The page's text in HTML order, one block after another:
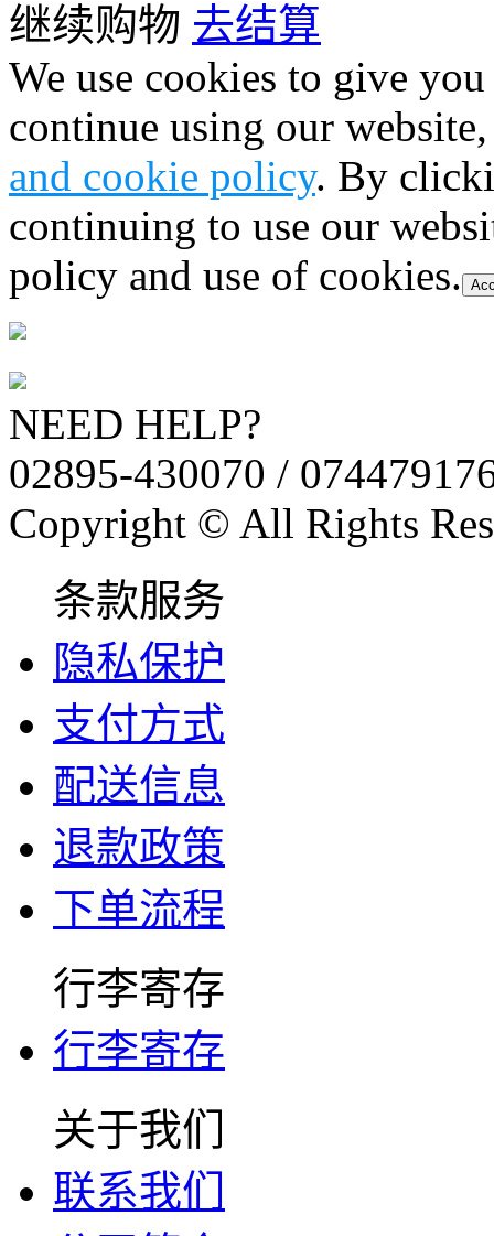
继续购物 去结算
We use cookies to give
continue using our
and cookie policy. By
continuing to use our
policy and use of cookies.
NEED HELP?
02895-430070 /
Copyright © All Rights
条款服务
隐私保护
支付方式
配送信息
退款政策
下单流程
行李寄存
行李寄存
关于我们
联系我们